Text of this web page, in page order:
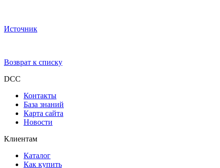
Источник
Возврат к списку
DCC
Контакты
База знаний
Карта сайта
Новости
Клиентам
Каталог
Как купить